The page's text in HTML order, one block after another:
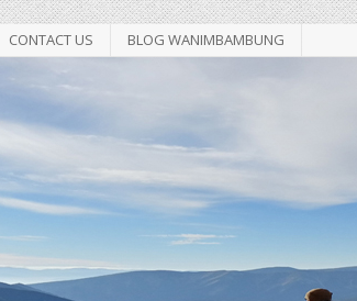
CONTACT US BLOG WANIMBAMBUNG